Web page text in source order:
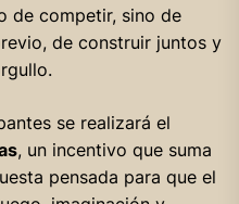
de competir, sino de
de construir juntos y
se realizará el
, un incentivo que suma
pensada para que el